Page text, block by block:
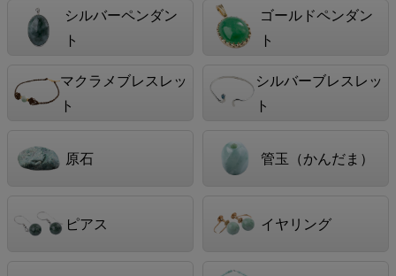
シルバーペンダン
ト
ゴールドペンダン
ト
マクラメブレスレッ
ト
シルバーブレスレッ
ト
原石 管玉（かんだま）
ピアス イヤリング